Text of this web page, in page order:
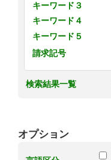
キーワード３
キーワード４
キーワード５
請求記号
検索結果一覧
オプション